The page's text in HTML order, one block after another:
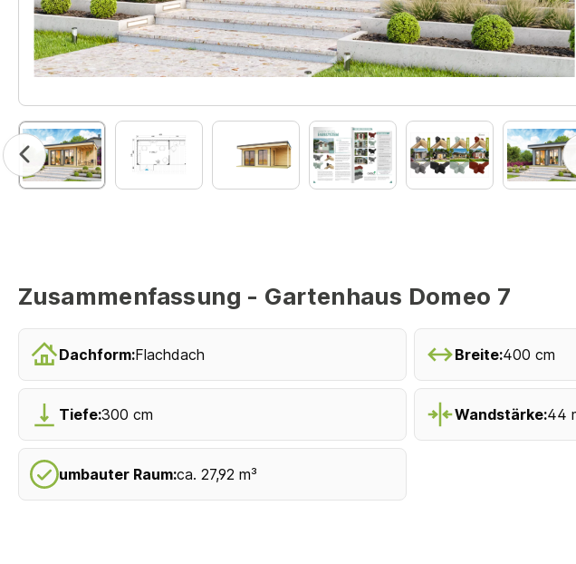
Zusammenfassung - Gartenhaus Domeo 7
Dachform:Flachdach Breite:400 cm
Tiefe:300 cm Wandstärke:44
umbauter Raum:ca. 27,92 m³